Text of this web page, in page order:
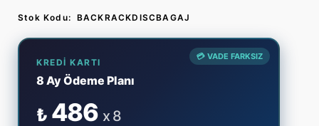
Stok Kodu: BACKRACKDISCBAGAJ
💳 VADE FARKSIZ
KREDI KARTI
8 Ay Ödeme Planı
₺ 486 x 8